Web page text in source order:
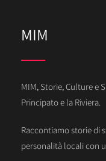
MIM
MIM, Storie, Culture e
Principato e la Riviera.
Raccontiamo storie di
personalità locali con